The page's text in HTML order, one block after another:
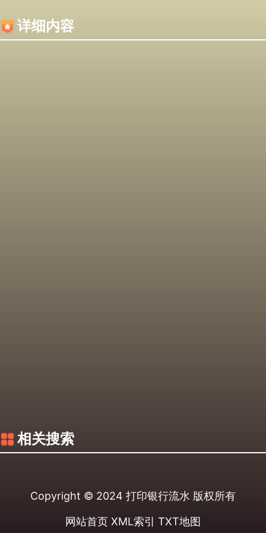
详细内容
相关搜索
Copyright © 2024 打印银行流水 版权所有
网站首页 XML索引 TXT地图